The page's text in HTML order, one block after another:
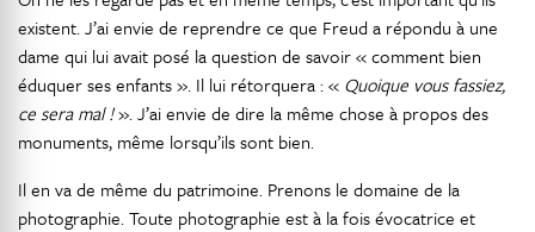
existent. J’ai envie de reprendre ce que Freud a répondu à une
dame qui lui avait posé la question de savoir « comment bien
éduquer ses enfants ». Il lui rétorquera : « Quoique vous fassiez,
ce sera mal !». J’ai envie de dire la même chose à propos des
monuments, même lorsqu’ils sont bien.
Il en va de même du patrimoine. Prenons le domaine de la
photographie. Toute photographie est à la fois évocatrice et